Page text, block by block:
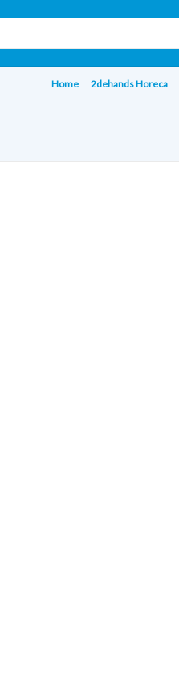
Home 2dehands Horeca